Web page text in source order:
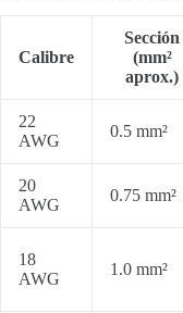
Calibre
Sección
(mm²
aprox.)
22
AWG
0.5 mm²
20
AWG
0.75 mm²
18
AWG
1.0 mm²